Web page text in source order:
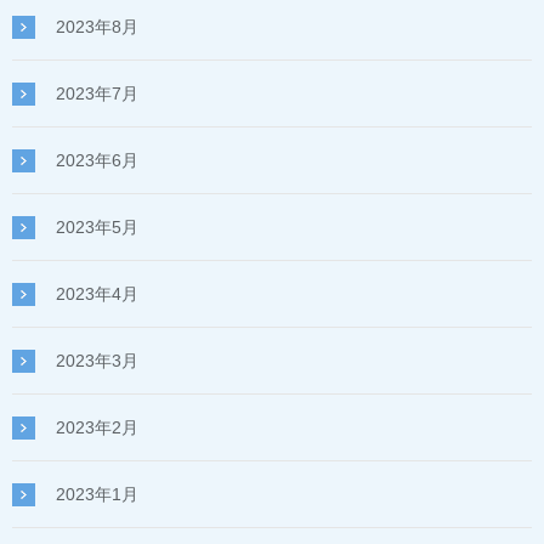
2023年8月
2023年7月
2023年6月
2023年5月
2023年4月
2023年3月
2023年2月
2023年1月